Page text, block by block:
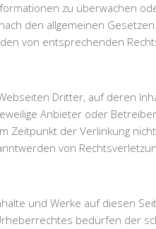
zu überwachen
den allgemeinen
von entsprechenden
Dritter, auf deren
Anbieter oder
Zeitpunkt der Verlinkung
von
und Werke auf diesen
bedürfen der